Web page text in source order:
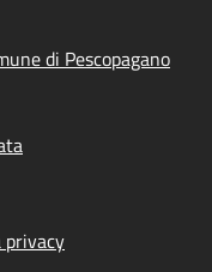
di Pescopagano